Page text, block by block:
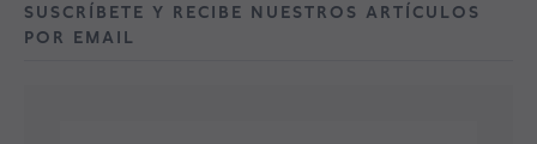
SUSCRÍBETE Y RECIBE NUESTROS ARTÍCULOS
POR EMAIL